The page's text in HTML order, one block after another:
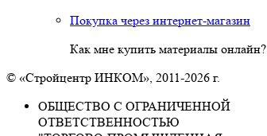
Покупка через интернет-магазин
Как мне купить материалы онлайн?
© «Стройцентр ИНКОМ», 2011-2026 г.
ОБЩЕСТВО С ОГРАНИЧЕННОЙ
ОТВЕТСТВЕННОСТЬЮ